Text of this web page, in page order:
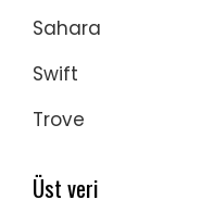
Sahara
Swift
Trove
Üst veri